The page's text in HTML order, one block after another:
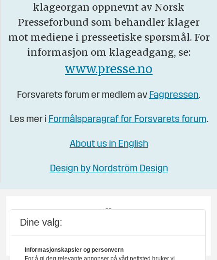
klageorgan oppnevnt av Norsk
Presseforbund som behandler klager
mot mediene i presseetiske spørsmål. For
informasjon om klageadgang, se:
www.presse.no
Forsvarets forum er medlem av Fagpressen.
Les mer i Formålsparagraf for Forsvarets forum.
About us in English
Design by Nordström Design
Dine valg:
Informasjonskapsler og personvern
For å gi deg relevante annonser på vårt nettsted bruker vi